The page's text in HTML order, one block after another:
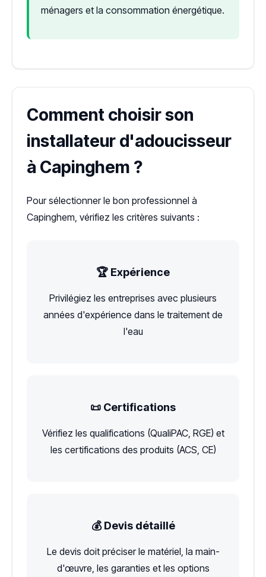
ménagers et la consommation énergétique.
Comment choisir son
installateur d'adoucisseur
à Capinghem ?
Pour sélectionner le bon professionnel à
Capinghem, vérifiez les critères suivants :
🏆 Expérience
Privilégiez les entreprises avec plusieurs
années d'expérience dans le traitement de
l'eau
📜 Certifications
Vérifiez les qualifications (QualiPAC, RGE) et
les certifications des produits (ACS, CE)
💰 Devis détaillé
Le devis doit préciser le matériel, la main-
d'œuvre, les garanties et les options